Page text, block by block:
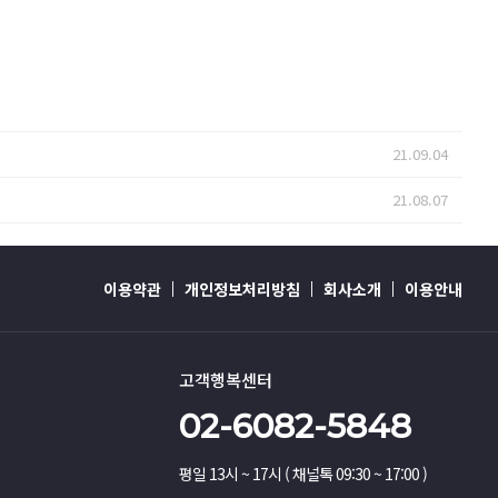
21.09.04
21.08.07
이용약관 개인정보처리방침 회사소개 이용안내
고객행복센터
02-6082-5848
평일 13시 ~ 17시 ( 채널톡 09:30 ~ 17:00 )